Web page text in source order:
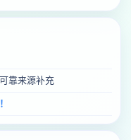
靠来源补充